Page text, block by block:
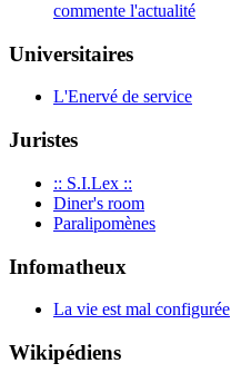
commente l'actualité
Universitaires
L'Enervé de service
Juristes
:: S.I.Lex ::
Diner's room
Paralipomènes
Infomatheux
La vie est mal configurée
Wikipédiens